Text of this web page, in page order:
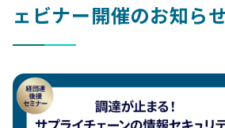
ェビナー開催のお知ら